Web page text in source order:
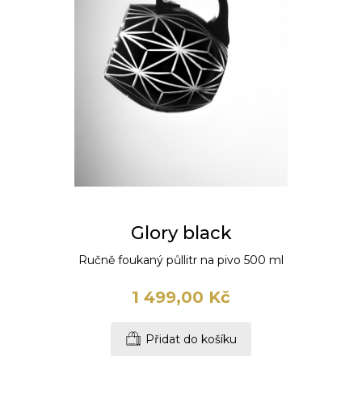
Glory black
Ručně foukaný půllitr na pivo 500 ml
1 499,00 Kč
Přidat do košíku